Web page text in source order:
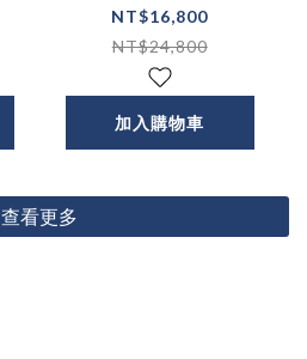
ENCORE 2 PLUS 可
攜式AI派對燈光藍
牙喇叭
NT$16,800
NT$24,800
加入購物車
查看更多